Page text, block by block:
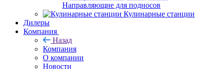
Направляющие для подносов
Кулинарные станции
Дилеры
Компания
Назад
Компания
О компании
Новости